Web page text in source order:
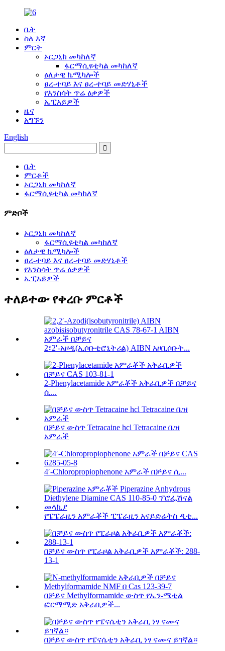
ቤት
ስለ እኛ
ምርት
ኦርጋኒክ መካከለኛ
ፋርማሲዩቲካል መካከለኛ
ዕለታዊ ኬሚካሎች
ፀረ-ተባይ እና ፀረ-ተባይ መድሃኒቶች
የእንስሳት ጥሬ ዕቃዎች
ኤፒአይዎች
ዜና
አግኙን
English
ቤት
ምርቶች
ኦርጋኒክ መካከለኛ
ፋርማሲዩቲካል መካከለኛ
ምድቦች
ኦርጋኒክ መካከለኛ
ፋርማሲዩቲካል መካከለኛ
ዕለታዊ ኬሚካሎች
ፀረ-ተባይ እና ፀረ-ተባይ መድሃኒቶች
የእንስሳት ጥሬ ዕቃዎች
ኤፒአይዎች
ተለይተው የቀረቡ ምርቶች
2፣2′-አዞዲ(ኢሶቡቲሮኒትሪል) AIBN አዞቢሶቡት...
2-Phenylacetamide አምራቾች አቅራቢዎች በቻይና
ሲ...
በቻይና ውስጥ Tetracaine hcl Tetracaine ቤዝ
አምራች
4′-Chloropropiophenone አምራች በቻይና ሲ...
የፔፔራዚን አምራቾች ፒፔራዚን አናይድሬትስ ዲቲ...
በቻይና ውስጥ የፒራዞል አቅራቢዎች አምራቾች: 288-
13-1
በቻይና Methylformamide ውስጥ የኤን-ሜቲል
ፎርማሚድ አቅራቢዎች...
በቻይና ውስጥ የፔናሴቲን አቅራቢ ነፃ ናሙና ይገኛል።